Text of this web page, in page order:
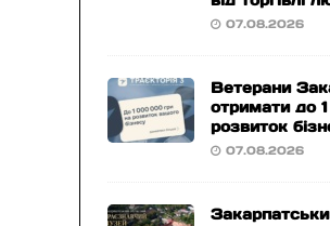
07.08.2026
Ветерани
отримати до
розвиток
07.08.2026